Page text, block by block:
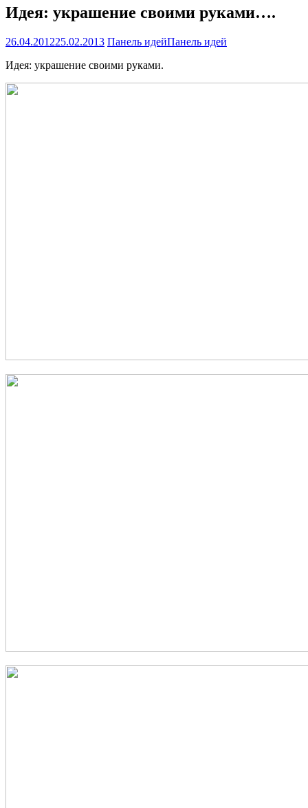
Идея: украшение своими руками….
26.04.201225.02.2013 Панель идейПанель идей
Идея: украшение своими руками.